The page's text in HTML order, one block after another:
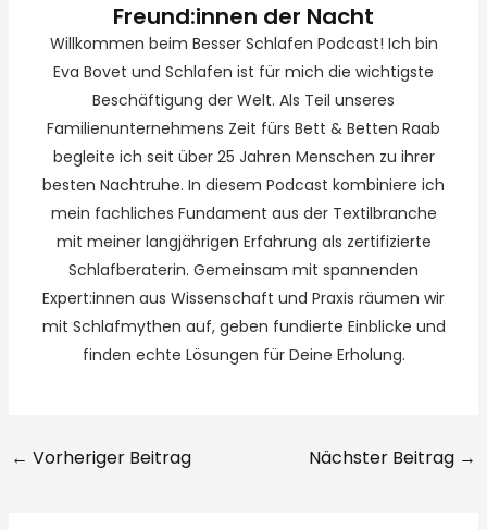
Freund:innen der Nacht
Willkommen beim Besser Schlafen Podcast! Ich bin
Eva Bovet und Schlafen ist für mich die wichtigste
Beschäftigung der Welt. Als Teil unseres
Familienunternehmens Zeit fürs Bett & Betten Raab
begleite ich seit über 25 Jahren Menschen zu ihrer
besten Nachtruhe. In diesem Podcast kombiniere ich
mein fachliches Fundament aus der Textilbranche
mit meiner langjährigen Erfahrung als zertifizierte
Schlafberaterin. Gemeinsam mit spannenden
Expert:innen aus Wissenschaft und Praxis räumen wir
mit Schlafmythen auf, geben fundierte Einblicke und
finden echte Lösungen für Deine Erholung.
← Vorheriger Beitrag Nächster Beitrag →